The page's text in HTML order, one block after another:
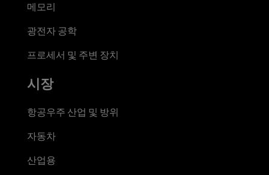
메모리
광전자 공학
프로세서 및 주변 장치
시장
항공우주 산업 및 방위
자동차
산업용